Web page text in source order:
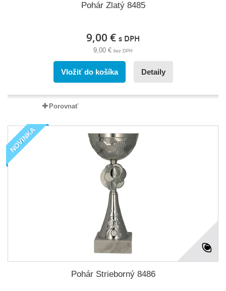
Pohár Zlatý 8485
9,00 € s DPH
9,00 € bez DPH
Vložiť do košíka Detaily
Porovnať
NOVINKA
Pohár Strieborný 8486